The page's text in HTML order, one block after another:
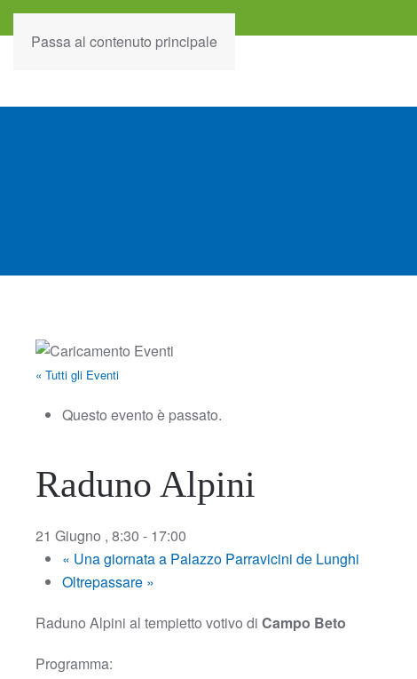
Passa al contenuto principale
« Tutti gli Eventi
Questo evento è passato.
Raduno Alpini
21 Giugno , 8:30 - 17:00
« Una giornata a Palazzo Parravicini de Lunghi
Oltrepassare »
Raduno Alpini al tempietto votivo di Campo Beto
Programma: